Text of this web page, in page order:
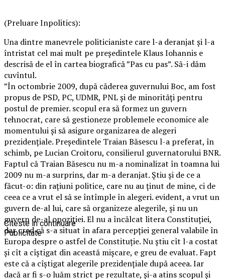
(Preluare Inpolitics):
Una dintre manevrele politicianiste care l-a deranjat și l-a
întristat cel mai mult pe președintele Klaus Iohannis e
descrisă de el în cartea biografică ”Pas cu pas”. Să-i dăm
cuvîntul.
”În octombrie 2009, după căderea guvernului Boc, am fost
propus de PSD, PC, UDMR, PNL şi de minorităţi pentru
postul de premier. scopul era să formez un guvern
tehnocrat, care să gestioneze problemele economice ale
momentului şi să asigure organizarea de alegeri
prezidenţiale. Preşedintele Traian Băsescu l-a preferat, în
schimb, pe Lucian Croitoru, consilierul guvernatorului BNR.
Faptul că Traian Băsescu nu m-a nominalizat în toamna lui
2009 nu m-a surprins, dar m-a deranjat. Ştiu şi de ce a
făcut-o: din raţiuni politice, care nu au ţinut de mine, ci de
ceea ce a vrut el să se întîmple în alegeri. evident, a vrut un
guvern de-al lui, care să organizeze alegerile, şi nu un
guvern de-al opoziţiei. El nu a încălcat litera Constituţiei,
dar cred că s-a situat în afara percepţiei general valabile în
Europa despre o astfel de Constituţie. Nu ştiu cît l-a costat
şi cît a cîştigat din această mişcare, e greu de evaluat. Fapt
este că a cîştigat alegerile prezidenţiale după aceea. Iar
dacă ar fi s-o luăm strict pe rezultate, şi-a atins scopul şi
Citeste in continuare
Publicitate